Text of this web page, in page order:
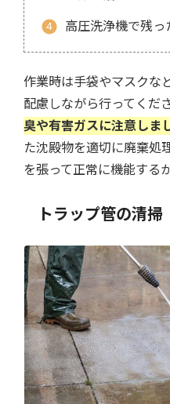
高圧洗浄機で残っ
作業時は手袋やマスクな
配慮しながら行ってくだ
臭や有害ガスに注意しま
た沈殿物を適切に廃棄処
を張って正常に機能する
トラップ管の清掃